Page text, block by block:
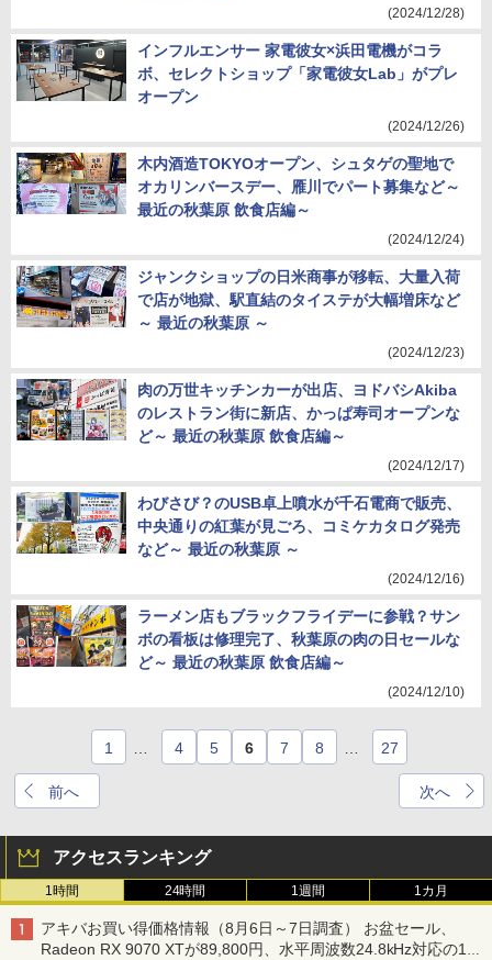
(2024/12/28)
インフルエンサー 家電彼女×浜田電機がコラ
ボ、セレクトショップ「家電彼女Lab」がプレ
オープン
(2024/12/26)
木内酒造TOKYOオープン、シュタゲの聖地で
オカリンバースデー、雁川でパート募集など～
最近の秋葉原 飲食店編～
(2024/12/24)
ジャンクショップの日米商事が移転、大量入荷
で店が地獄、駅直結のタイステが大幅増床など
～ 最近の秋葉原 ～
(2024/12/23)
肉の万世キッチンカーが出店、ヨドバシAkiba
のレストラン街に新店、かっぱ寿司オープンな
ど～ 最近の秋葉原 飲食店編～
(2024/12/17)
わびさび？のUSB卓上噴水が千石電商で販売、
中央通りの紅葉が見ごろ、コミケカタログ発売
など～ 最近の秋葉原 ～
(2024/12/16)
ラーメン店もブラックフライデーに参戦？サン
ボの看板は修理完了、秋葉原の肉の日セールな
ど～ 最近の秋葉原 飲食店編～
(2024/12/10)
前へ
1 4 5 6 7 8 27
次へ
アクセスランキング
1時間 24時間 1週間 1カ月
アキバお買い得価格情報（8月6日～7日調査） お盆セール、
Radeon RX 9070 XTが89,800円、水平周波数24.8kHz対応の17